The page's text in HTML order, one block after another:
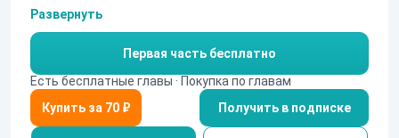
испытания и приключения готовит им Владивосток?.. И
куда приведут поиски себя? В дневнике студентки
достоверно описаны быт и нравы студентов, а также
изображён Владивосток 1994-97 годов глазами юной
провинциалки. В книгу вошли песни и стихотворения
автора, написанные в период студенчества в 1994-97
годах, а также комментарии к некоторым реалиям и
событиям Владивостока.
Развернуть
Первая часть бесплатно
Есть бесплатные главы · Покупка по главам
Получить в подписке